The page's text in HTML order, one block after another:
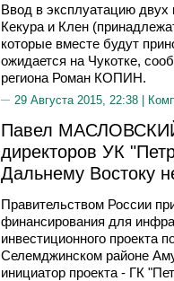
Ввод в эксплуатацию
Кекура и Клен
которые вместе будут
ожидается на Чукотке,
региона Роман КОПИН.
29 Августа 2015, 22:38 |
Павел
директоров УК
Дальнему Востоку
Правительством России
финансирования для
инвестиционного проекта
Селемджинском районе
инициатор проекта - ГК